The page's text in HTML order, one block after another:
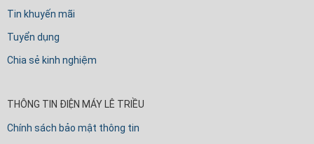
Tin khuyến mãi
Tuyển dụng
Chia sẻ kinh nghiệm
THÔNG TIN ĐIỆN MÁY LÊ TRIỀU
Chính sách bảo mật thông tin